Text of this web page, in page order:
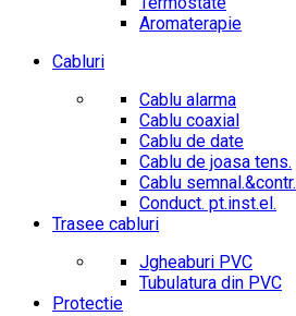
Aromaterapie
Cabluri
Cablu alarma
Cablu coaxial
Cablu de date
Cablu de joasa tens.
Cablu semnal.&contr.
Conduct. pt.inst.el.
Trasee cabluri
Jgheaburi PVC
Tubulatura din PVC
Protectie